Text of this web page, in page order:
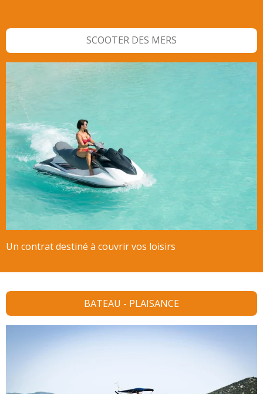
SCOOTER DES MERS
Un contrat destiné à couvrir vos loisirs
BATEAU - PLAISANCE